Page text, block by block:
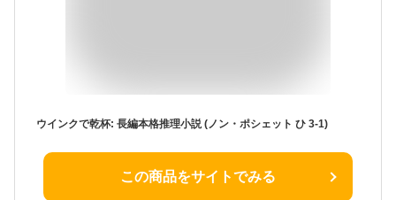
ウインクで乾杯: 長編本格推理小説 (ノン・ポシェット ひ 3-1)
この商品をサイトでみる